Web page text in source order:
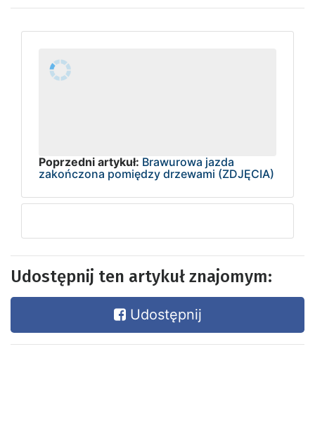
Poprzedni artykuł: Brawurowa jazda
zakończona pomiędzy drzewami (ZDJĘCIA)
Udostępnij ten artykuł znajomym:
Udostępnij